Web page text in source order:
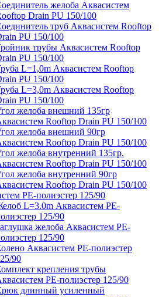
желоба Аквасистем
Drain PU 150/100
труб Аквасистем Rooftop
PU 150/100
трубы Аквасистем Rooftop
PU 150/100
L=1,0m Аквасистем Rooftop
PU 150/100
L=3,0m Аквасистем Rooftop
PU 150/100
желоба внешний 135гр
Rooftop Drain PU 150/100
желоба внешний 90гр
Rooftop Drain PU 150/100
желоба внутренний 135гр.
Rooftop Drain PU 150/100
желоба внутренний 90гр
Rooftop Drain PU 150/100
PE-полиэстер 125/90
L=3.0m Аквасистем PE-
125/90
желоба Аквасистем PE-
125/90
Аквасистем PE-полиэстер
90
крепления трубы
PE-полиэстер 125/90
длинный усиленный